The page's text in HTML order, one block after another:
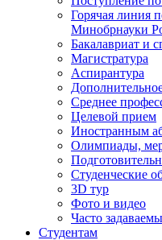
Горячая линия
Минобрнауки
Бакалавриат и
Магистратура
Аспирантура
Среднее
Целевой прием
Иностранным
Олимпиады,
Студенческие
3D тур
Фото и видео
Часто
Студентам